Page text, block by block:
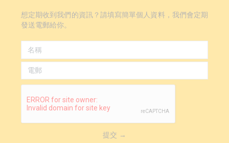
想定期收到我們的資訊？請填寫簡單個人資料，我們會定期
發送電郵給你。
提交 →